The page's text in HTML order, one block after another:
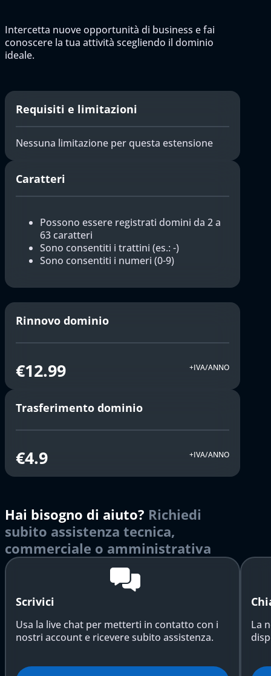
Intercetta nuove opportunità di business e fai
conoscere la tua attività scegliendo il dominio
ideale.
Requisiti e limitazioni
Nessuna limitazione per questa estensione
Caratteri
Possono essere registrati domini da 2 a
63 caratteri
Sono consentiti i trattini (es.: -)
Sono consentiti i numeri (0-9)
Rinnovo dominio
€12.99 +IVA/ANNO
Trasferimento dominio
€4.9 +IVA/ANNO
Hai bisogno di aiuto? Richiedi
subito assistenza tecnica,
commerciale o amministrativa
Scrivici
Usa la live chat per metterti in contatto con i
nostri account e ricevere subito assistenza.
La